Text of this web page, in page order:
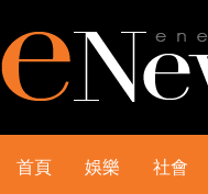
首頁 娛樂 社會